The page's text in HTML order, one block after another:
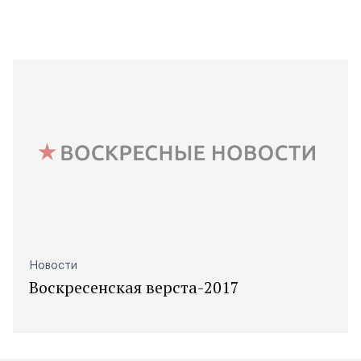
Новости
Воскресенская верста-2017